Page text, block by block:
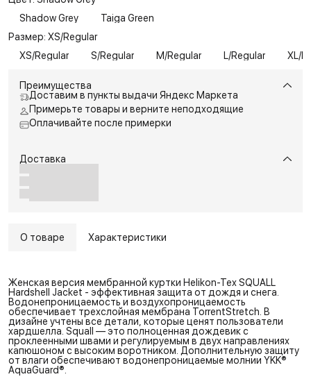
Shadow Grey
Taiga Green
Размер: XS/Regular
XS/Regular
S/Regular M/Regular L/Regular XL/
Преимущества
Доставим в пункты выдачи Яндекс Маркета
Примерьте товары и верните неподходящие
Оплачивайте после примерки
Доставка
О товаре Характеристики
Женская версия мембранной куртки Helikon-Tex SQUALL
Hardshell Jacket - эффективная защита от дождя и снега.
Водонепроницаемость и воздухопроницаемость
обеспечивает трехслойная мембрана TorrentStretch. В
дизайне учтены все детали, которые ценят пользователи
хардшелла. Squall — это полноценная дождевик с
проклеенными швами и регулируемым в двух направлениях
капюшоном с высоким воротником. Дополнительную защиту
от влаги обеспечивают водонепроницаемые молнии YKK®
AquaGuard®.